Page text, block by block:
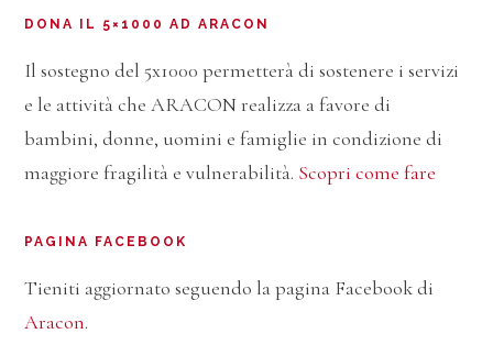
DONA IL 5×1000 AD ARACON
Il sostegno del 5x1000 permetterà di sostenere i servizi
e le attività che ARACON realizza a favore di
bambini, donne, uomini e famiglie in condizione di
maggiore fragilità e vulnerabilità. Scopri come fare
PAGINA FACEBOOK
Tieniti aggiornato seguendo la pagina Facebook di
Aracon.